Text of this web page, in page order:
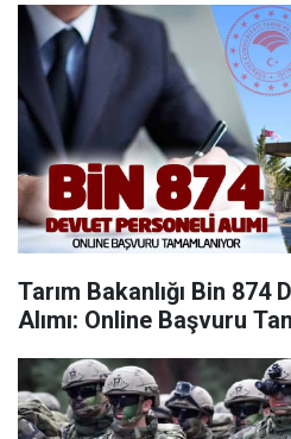
Tarım Bakanlığı Bin 874
Alımı: Online Başvuru